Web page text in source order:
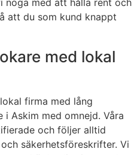
noga med att hålla rent och
att du som kund knappt
med lokal
firma med lång
Askim med omnejd. Våra
och följer alltid
säkerhetsföreskrifter. Vi